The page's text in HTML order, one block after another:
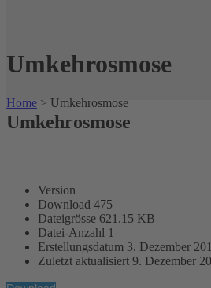
Umkehrosmose
Home > Umkehrosmose
Umkehrosmose
Version
Download 475
Dateigrösse 621.15 KB
Datei-Anzahl 1
Erstellungsdatum 3. Dezember
Zuletzt aktualisiert 9. Dezember